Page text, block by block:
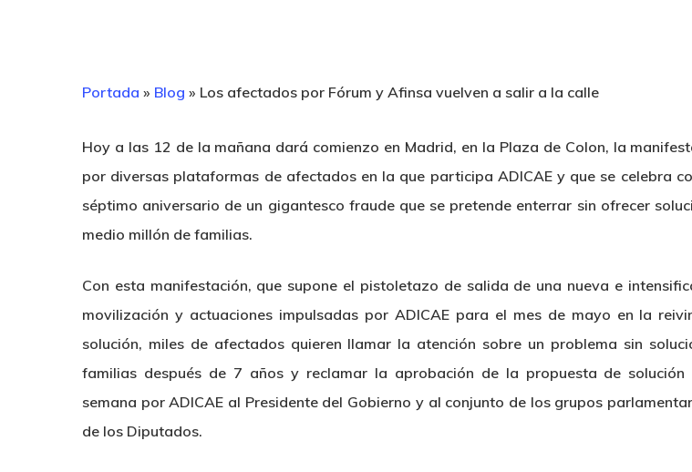
Portada » Blog » Los afectados por Fórum y Afinsa vuelven a salir a la calle
Hoy a las 12 de la mañana dará comienzo en Madrid, en la Plaza de Colon, la
por diversas plataformas de afectados en la que participa ADICAE y que se celebra
séptimo aniversario de un gigantesco fraude que se pretende enterrar sin ofrecer
medio millón de familias.
Con esta manifestación, que supone el pistoletazo de salida de una nueva e
movilización y actuaciones impulsadas por ADICAE para el mes de mayo en la
solución, miles de afectados quieren llamar la atención sobre un problema sin
familias después de 7 años y reclamar la aprobación de la propuesta de solución
semana por ADICAE al Presidente del Gobierno y al conjunto de los grupos
de los Diputados.